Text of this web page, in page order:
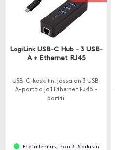
LogiLink USB-C Hub - 3 USB-
A + Ethernet RJ45
USB-C-keskitin, jossa on 3 USB-
A-porttia ja 1 Ethernet RJ45 -
portti.
Etätallennus, noin 3-8 arkisin